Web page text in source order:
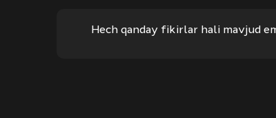
Hech qanday fikirlar hali mavjud